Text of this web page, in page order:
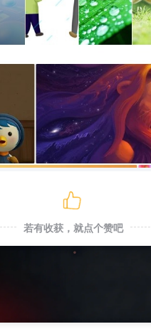
若有收获，就点个赞吧